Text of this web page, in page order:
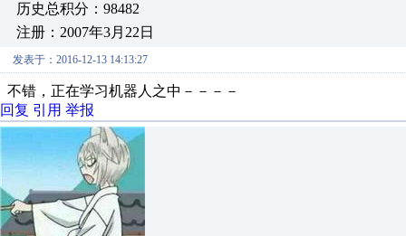
历史总积分：98482
注册：2007年3月22日
发表于：2016-12-13 14:13:27
不错，正在学习机器人之中－－－－
回复 引用 举报